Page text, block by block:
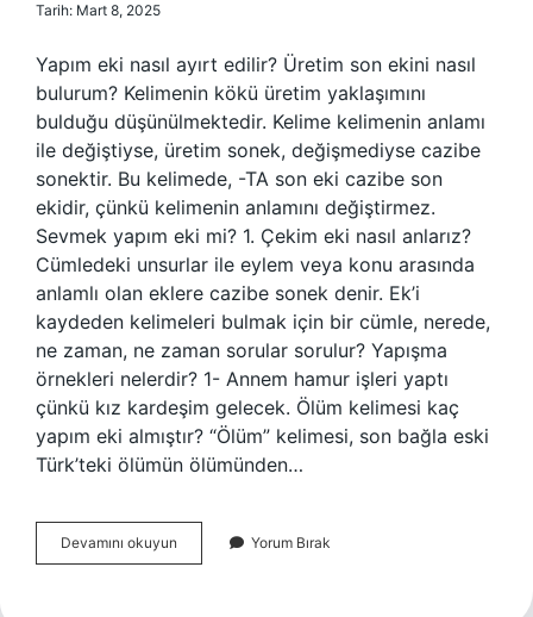
Tarih: Mart 8, 2025
Yapım eki nasıl ayırt edilir? Üretim son ekini nasıl
bulurum? Kelimenin kökü üretim yaklaşımını
bulduğu düşünülmektedir. Kelime kelimenin anlamı
ile değiştiyse, üretim sonek, değişmediyse cazibe
sonektir. Bu kelimede, -TA son eki cazibe son
ekidir, çünkü kelimenin anlamını değiştirmez.
Sevmek yapım eki mi? 1. Çekim eki nasıl anlarız?
Cümledeki unsurlar ile eylem veya konu arasında
anlamlı olan eklere cazibe sonek denir. Ek’i
kaydeden kelimeleri bulmak için bir cümle, nerede,
ne zaman, ne zaman sorular sorulur? Yapışma
örnekleri nelerdir? 1- Annem hamur işleri yaptı
çünkü kız kardeşim gelecek. Ölüm kelimesi kaç
yapım eki almıştır? “Ölüm” kelimesi, son bağla eski
Türk’teki ölümün ölümünden…
Devamını okuyun
Eki
Yorum Bırak